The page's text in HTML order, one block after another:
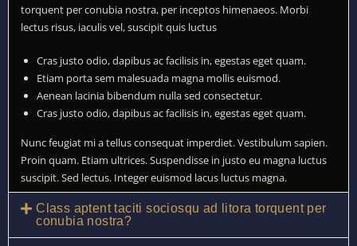
torquent per conubia nostra, per inceptos himenaeos. Morbi
lectus risus, iaculis vel, suscipit quis luctus
Cras justo odio, dapibus ac facilisis in, egestas eget quam.
Etiam porta sem malesuada magna mollis euismod.
Aenean lacinia bibendum nulla sed consectetur.
Cras justo odio, dapibus ac facilisis in, egestas eget quam.
Nunc feugiat mi a tellus consequat imperdiet. Vestibulum sapien.
Proin quam. Etiam ultrices. Suspendisse in justo eu magna luctus
suscipit. Sed lectus. Integer euismod lacus luctus magna.
Class aptent taciti sociosqu ad litora torquent per
conubia nostra?